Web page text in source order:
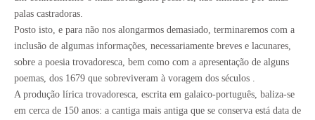
palas castradoras.
Posto isto, e para não nos alongarmos demasiado, terminaremos com a
inclusão de algumas informações, necessariamente breves e lacunares,
sobre a poesia trovadoresca, bem como com a apresentação de alguns
poemas, dos 1679 que sobreviveram à voragem dos séculos .
A produção lírica trovadoresca, escrita em galaico-português, baliza-se
em cerca de 150 anos: a cantiga mais antiga que se conserva está data de